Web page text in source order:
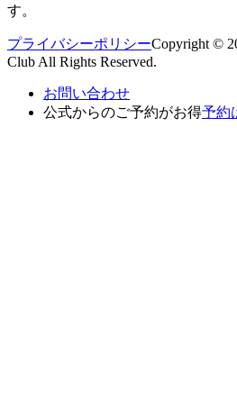
す。
プライバシーポリシーCopyright ©
Club All Rights Reserved.
お問い合わせ
公式からのご予約がお得予約